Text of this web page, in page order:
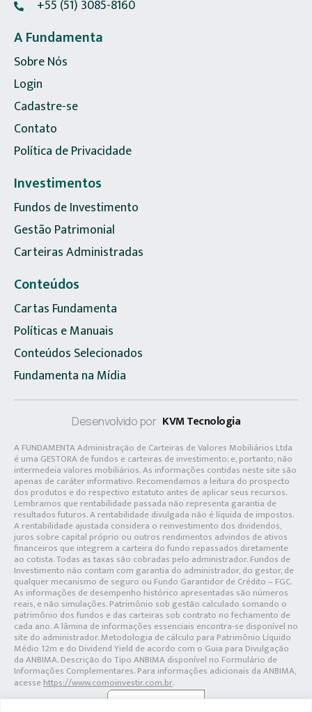
+55 (51) 3085-8160
A Fundamenta
Sobre Nós
Login
Cadastre-se
Contato
Política de Privacidade
Investimentos
Fundos de Investimento
Gestão Patrimonial
Carteiras Administradas
Conteúdos
Cartas Fundamenta
Políticas e Manuais
Conteúdos Selecionados
Fundamenta na Mídia
Desenvolvido por KVM Tecnologia
A FUNDAMENTA Administração de Carteiras de Valores Mobiliários Ltda
é uma GESTORA de fundos e carteiras de investimento; e, portanto, não
intermedeia valores mobiliários. As informações contidas neste site são
apenas de caráter informativo. Recomendamos a leitura do prospecto
dos produtos e do respectivo estatuto antes de aplicar seus recursos.
Lembramos que rentabilidade passada não representa garantia de
resultados futuros. A rentabilidade divulgada não é líquida de impostos.
A rentabilidade ajustada considera o reinvestimento dos dividendos,
juros sobre capital próprio ou outros rendimentos advindos de ativos
financeiros que integrem a carteira do fundo repassados diretamente
ao cotista. Todas as taxas são cobradas pelo administrador. Fundos de
Investimento não contam com garantia do administrador, do gestor, de
qualquer mecanismo de seguro ou Fundo Garantidor de Crédito – FGC.
As informações de desempenho histórico apresentadas são números
reais, e não simulações. Patrimônio sob gestão calculado somando o
patrimônio dos fundos e das carteiras sob contrato no fechamento de
cada ano. A lâmina de informações essenciais encontra-se disponível no
site do administrador. Metodologia de cálculo para Patrimônio Líquido
Médio 12m e do Dividend Yield de acordo com o Guia para Divulgação
da ANBIMA. Descrição do Tipo ANBIMA disponível no Formulário de
Informações Complementares. Para informações adicionais da ANBIMA,
acessehttps://www.comoinvestir.com.br.